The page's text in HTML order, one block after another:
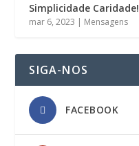
Simplicidade Caridade!
mar 6, 2023 | Mensagens
SIGA-NOS
FACEBOOK